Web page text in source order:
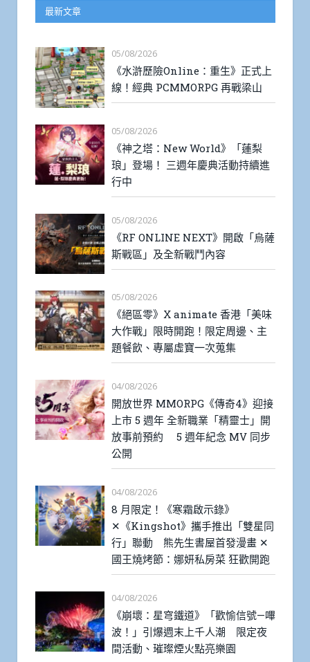
最新文章
05/08/2026
《水滸歷險Online：重生》正式上
線！經典 PCMMORPG 再戰梁山
05/08/2026
《神之塔：New World》「蓮梨
琅」登場！ 三週年慶典活動持續進
行中
05/08/2026
《RF ONLINE NEXT》開啟「烏薩
斯戰區」及全新戰鬥內容
05/08/2026
《絕區零》X animate 香港「美味
大作戰」限時開跑！限定周邊、主
題餐飲、專屬虛寶一次蒐集
04/08/2026
開放世界 MMORPG《傳奇4》迎接
上市 5 週年 全新職業「精靈士」開
放事前預約 5 週年紀念 MV 同步
公開
04/08/2026
8 月限定！《寒霜啟示錄》
✕《Kingshot》攜手推出「雙星同
行」聯動 熊先生書屋首發漫畫 ✕
國王燒烤節：娜妍私房菜 狂歡開跑
04/08/2026
《崩壞：星穹鐵道》「歡愉信號—嗶
波！」引爆週末上千人潮 限定夜
間活動、璀璨煙火點亮樂園